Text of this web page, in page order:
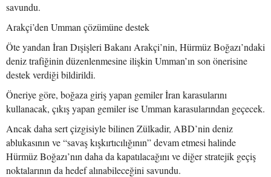
savundu.
Arakçi’den Umman çözümüne destek
Öte yandan İran Dışişleri Bakanı Arakçi’nin, Hürmüz Boğazı’ndaki
deniz trafiğinin düzenlenmesine ilişkin Umman’ın son önerisine
destek verdiği bildirildi.
Öneriye göre, boğaza giriş yapan gemiler İran karasularını
kullanacak, çıkış yapan gemiler ise Umman karasularından geçecek.
Ancak daha sert çizgisiyle bilinen Zülkadir, ABD’nin deniz
ablukasının ve “savaş kışkırtıcılığının” devam etmesi halinde
Hürmüz Boğazı’nın daha da kapatılacağını ve diğer stratejik geçiş
noktalarının da hedef alınabileceğini savundu.